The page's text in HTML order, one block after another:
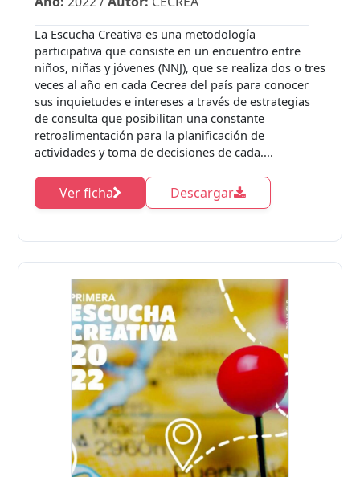
La Escucha Creativa es una metodología
participativa que consiste en un encuentro entre
niños, niñas y jóvenes (NNJ), que se realiza dos o tres
veces al año en cada Cecrea del país para conocer
sus inquietudes e intereses a través de estrategias
de consulta que posibilitan una constante
retroalimentación para la planificación de
actividades y toma de decisiones de cada....
Ver ficha Descargar